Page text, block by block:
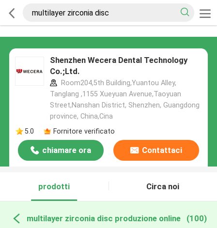
Shenzhen Wecera Dental Technology
Co.;Ltd.
Room204,5th Building,Yuantou Alley,
Tanglang ,1155 Xueyuan Avenue,Taoyuan
Street,Nanshan District, Shenzhen, Guangdong
province, China,Cina
5.0
Fornitore verificato
chiamare ora Contattaci
prodotti Circa noi
multilayer zirconia disc produzione online (100)